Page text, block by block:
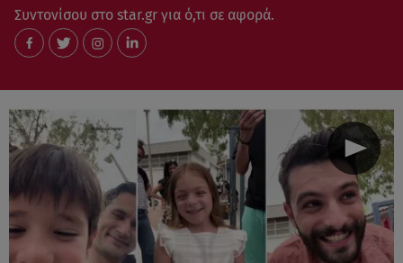
Συντονίσου στο star.gr για ό,τι σε αφορά.